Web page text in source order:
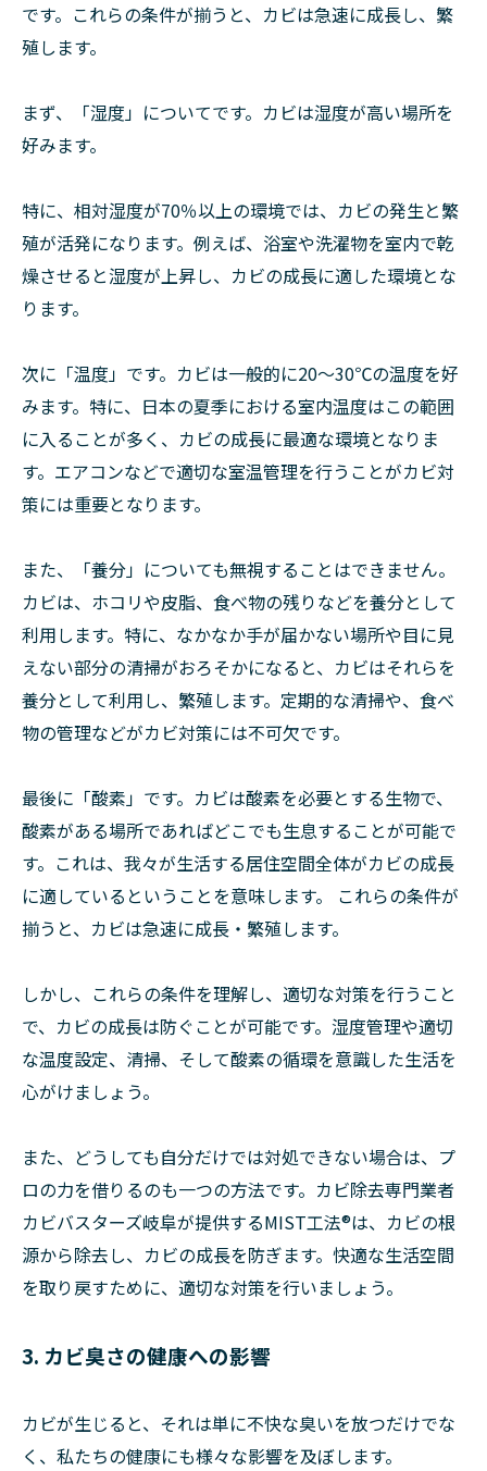
です。これらの条件が揃うと、カビは急速に成長し、繁
殖します。
まず、「湿度」についてです。カビは湿度が高い場所を
好みます。
特に、相対湿度が70％以上の環境では、カビの発生と繁
殖が活発になります。例えば、浴室や洗濯物を室内で乾
燥させると湿度が上昇し、カビの成長に適した環境とな
ります。
次に「温度」です。カビは一般的に20〜30℃の温度を好
みます。特に、日本の夏季における室内温度はこの範囲
に入ることが多く、カビの成長に最適な環境となりま
す。エアコンなどで適切な室温管理を行うことがカビ対
策には重要となります。
また、「養分」についても無視することはできません。
カビは、ホコリや皮脂、食べ物の残りなどを養分として
利用します。特に、なかなか手が届かない場所や目に見
えない部分の清掃がおろそかになると、カビはそれらを
養分として利用し、繁殖します。定期的な清掃や、食べ
物の管理などがカビ対策には不可欠です。
最後に「酸素」です。カビは酸素を必要とする生物で、
酸素がある場所であればどこでも生息することが可能で
す。これは、我々が生活する居住空間全体がカビの成長
に適しているということを意味します。 これらの条件が
揃うと、カビは急速に成長・繁殖します。
しかし、これらの条件を理解し、適切な対策を行うこと
で、カビの成長は防ぐことが可能です。湿度管理や適切
な温度設定、清掃、そして酸素の循環を意識した生活を
心がけましょう。
また、どうしても自分だけでは対処できない場合は、プ
ロの力を借りるのも一つの方法です。カビ除去専門業者
カビバスターズ岐阜が提供するMIST工法®は、カビの根
源から除去し、カビの成長を防ぎます。快適な生活空間
を取り戻すために、適切な対策を行いましょう。
3. カビ臭さの健康への影響
カビが生じると、それは単に不快な臭いを放つだけでな
く、私たちの健康にも様々な影響を及ぼします。